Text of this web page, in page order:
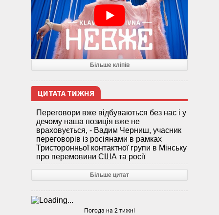
Більше кліпів
ЦИТАТА ТИЖНЯ
Переговори вже відбуваються без нас і у
дечому наша позиція вже не
враховується, - Вадим Черниш, учасник
переговорів із росіянами в рамках
Тристоронньої контактної групи в Мінську
про перемовини США та росії
Більше цитат
Погода на 2 тижні